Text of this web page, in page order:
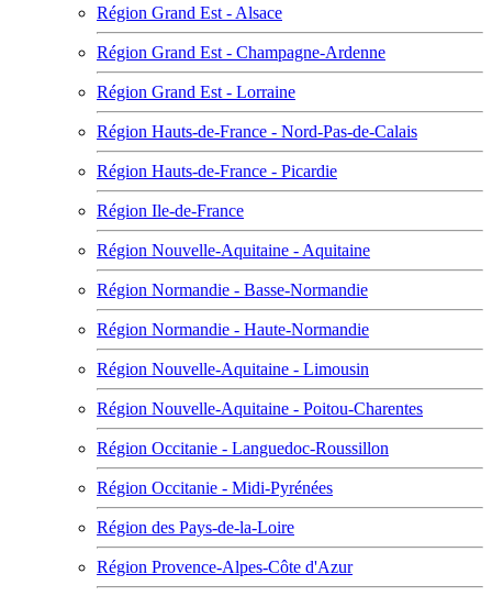
Région Grand Est - Alsace
Région Grand Est - Champagne-Ardenne
Région Grand Est - Lorraine
Région Hauts-de-France - Nord-Pas-de-Calais
Région Hauts-de-France - Picardie
Région Ile-de-France
Région Nouvelle-Aquitaine - Aquitaine
Région Normandie - Basse-Normandie
Région Normandie - Haute-Normandie
Région Nouvelle-Aquitaine - Limousin
Région Nouvelle-Aquitaine - Poitou-Charentes
Région Occitanie - Languedoc-Roussillon
Région Occitanie - Midi-Pyrénées
Région des Pays-de-la-Loire
Région Provence-Alpes-Côte d'Azur